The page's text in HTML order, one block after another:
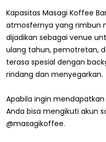
Kapasitas Masagi Koffee
atmosfernya yang rimbun
dijadikan sebagai venue
ulang tahun, pemotretan,
terasa spesial dengan
rindang dan menyegarkan.
Apabila ingin
Anda bisa mengikuti akun
@masagikoffee.